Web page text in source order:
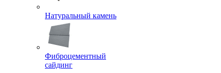
Натуральный камень
Фиброцементный
сайдинг